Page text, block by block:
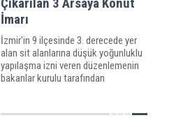
Çıkarılan 3 Arsaya Konut
İmarı
İzmir'in 9 ilçesinde 3. derecede yer
alan sit alanlarına düşük yoğunluklu
yapılaşma izni veren düzenlemenin
bakanlar kurulu tarafından